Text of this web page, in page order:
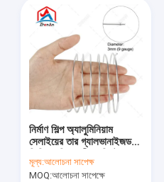
নির্মাণ শিল্প অ্যালুমিনিয়াম
সেলাইয়ের তার গ্যালভানাইজড
কাজের জন্য নমনীয়
মূল্য:আলোচনা সাপেক্ষ
MOQ:আলোচনা সাপেক্ষে